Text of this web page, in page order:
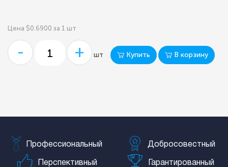
Цена $0.6900 за 1 шт
- + шт Купить В корзину
Профессиональный Добросовестный
Перспективный Гарантированный